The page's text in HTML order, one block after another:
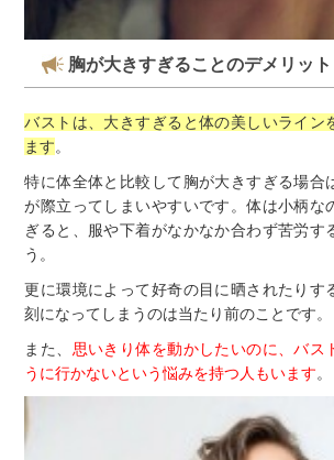
胸が大きすぎることのデメリット
バストは、大きすぎると体の美しいライン
ます。
特に体全体と比較して胸が大きすぎる場合
が際立ってしまいやすいです。体は小柄な
ぎると、服や下着がなかなか合わず苦労す
う。
更に環境によって好奇の目に晒されたりす
刻になってしまうのは当たり前のことです。
また、 思いきり体を動かしたいのに、バス
うに行かないという悩みを持つ人もいます。